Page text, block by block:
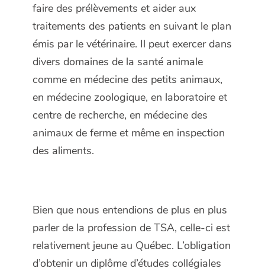
faire des prélèvements et aider aux
traitements des patients en suivant le plan
émis par le vétérinaire. Il peut exercer dans
divers domaines de la santé animale
comme en médecine des petits animaux,
en médecine zoologique, en laboratoire et
centre de recherche, en médecine des
animaux de ferme et même en inspection
des aliments.
Bien que nous entendions de plus en plus
parler de la profession de TSA, celle-ci est
relativement jeune au Québec. L’obligation
d’obtenir un diplôme d’études collégiales